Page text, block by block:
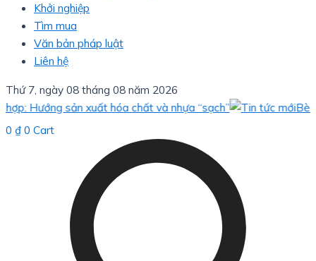
Khởi nghiệp
Tìm mua
Văn bản pháp luật
Liên hệ
Thứ 7, ngày 08 tháng 08 năm 2026
sản xuất hóa chất và nhựa “sạch”
Bèo hoa
0 ₫ 0 Cart